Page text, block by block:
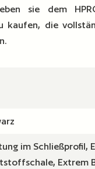
sie dem
kaufen, die
im Schließprofil,
Extrem